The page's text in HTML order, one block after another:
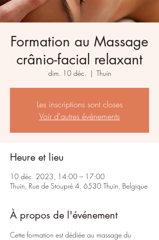
Formation au Massage
crânio-facial relaxant
dim. 10 déc.
  |
Thuin
Les inscriptions sont closes
Voir d'autres événements
Heure et lieu
10 déc. 2023, 14:00 – 17:00
Thuin, Rue de Stoupré 4, 6530 Thuin, Belgique
À propos de l'événement
Cette formation est dédiée au massage du